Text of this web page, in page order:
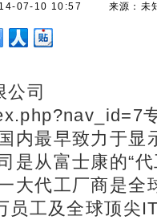
07-10 10:57 来源：未
司
内最早致力于显
是从富士康的“
大代工厂商是全
员工及全球顶尖